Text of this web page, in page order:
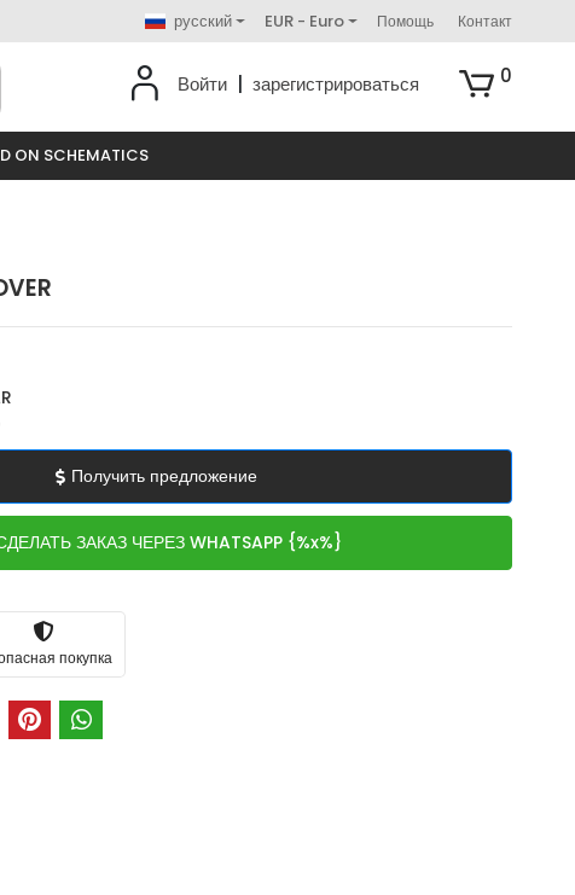
русский EUR - Euro Помощь Контакт
Войти зарегистрироваться 0
ON SCHEMATICS
Получить предложение
ЗАКАЗ ЧЕРЕЗ WHATSAPP {%x%}
покупка